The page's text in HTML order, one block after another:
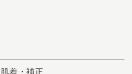
肌着・補正